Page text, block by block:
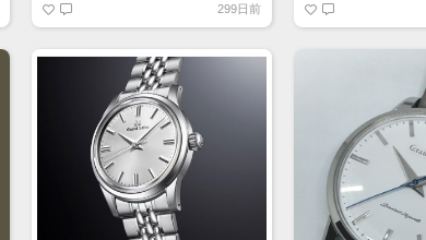
299日前